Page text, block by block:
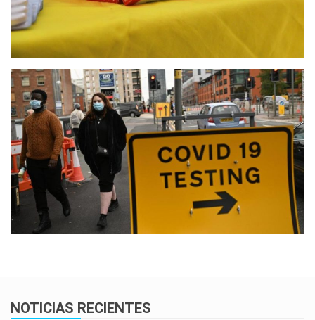
NOTICIAS RECIENTES